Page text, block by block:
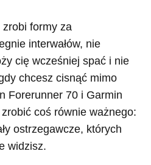
formy za
interwałów, nie
cię wcześniej spać i nie
chcesz cisnąć mimo
Forerunner 70 i Garmin
coś równie ważnego:
ostrzegawcze, których
widzisz.